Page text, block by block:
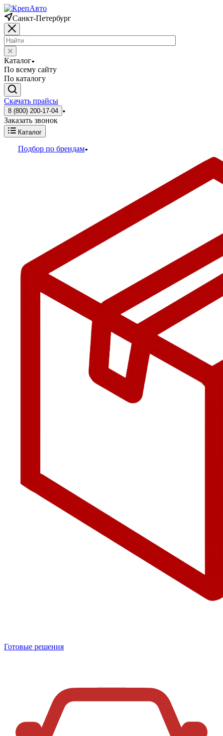
Санкт-Петербург
Каталог
По всему сайту
По каталогу
Скачать прайсы
8 (800) 200-17-04
Заказать звонок
Каталог
Подбор по брендам
Готовые решения